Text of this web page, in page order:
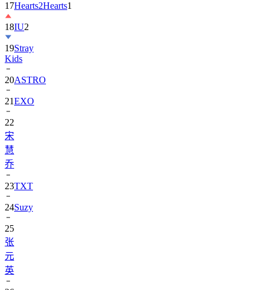
18IU2
19Stray
Kids
20ASTRO
21EXO
22
宋
慧
乔
23
24Suzy
25
张
元
英
26
少